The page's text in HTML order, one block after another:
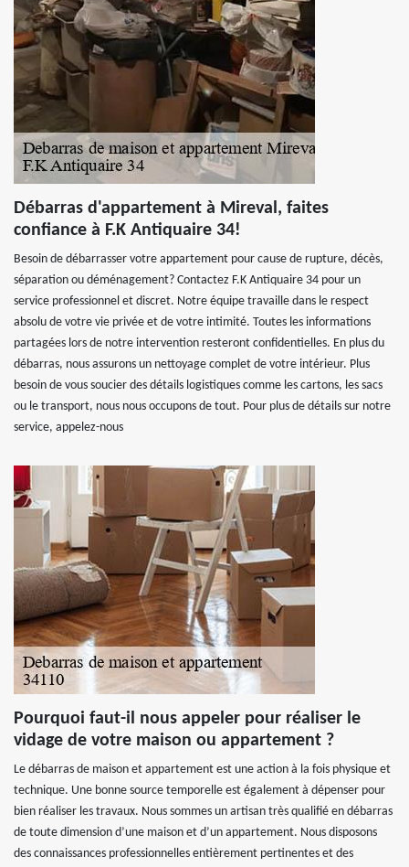
Débarras d'appartement à Mireval, faites
confiance à F.K Antiquaire 34!
Besoin de débarrasser votre appartement pour cause de rupture, décès,
séparation ou déménagement? Contactez F.K Antiquaire 34 pour un
service professionnel et discret. Notre équipe travaille dans le respect
absolu de votre vie privée et de votre intimité. Toutes les informations
partagées lors de notre intervention resteront confidentielles. En plus du
débarras, nous assurons un nettoyage complet de votre intérieur. Plus
besoin de vous soucier des détails logistiques comme les cartons, les sacs
ou le transport, nous nous occupons de tout. Pour plus de détails sur notre
service, appelez-nous
Pourquoi faut-il nous appeler pour réaliser le
vidage de votre maison ou appartement ?
Le débarras de maison et appartement est une action à la fois physique et
technique. Une bonne source temporelle est également à dépenser pour
bien réaliser les travaux. Nous sommes un artisan très qualifié en débarras
de toute dimension d’une maison et d’un appartement. Nous disposons
des connaissances professionnelles entièrement pertinentes et des